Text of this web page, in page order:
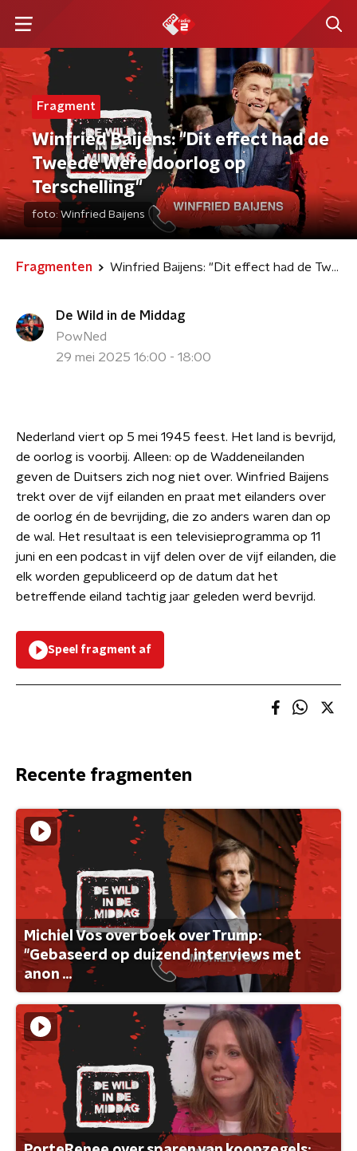
Fragment
Winfried Baijens: "Dit effect had de
Tweede Wereldoorlog op
Terschelling"
foto:Winfried Baijens
Fragmenten Winfried Baijens: "Dit effect had de Tweede Wereldoorlog op Terschelling"
De Wild in de Middag
PowNed
29 mei 2025 16:00 - 18:00
Nederland viert op 5 mei 1945 feest. Het land is bevrijd,
de oorlog is voorbij. Alleen: op de Waddeneilanden
geven de Duitsers zich nog niet over. Winfried Baijens
trekt over de vijf eilanden en praat met eilanders over
de oorlog én de bevrijding, die zo anders waren dan op
de wal. Het resultaat is een televisieprogramma op 11
juni en een podcast in vijf delen over de vijf eilanden, die
elk worden gepubliceerd op de datum dat het
betreffende eiland tachtig jaar geleden werd bevrijd.
Speel fragment af
Recente fragmenten
Michiel Vos over boek over Trump:
"Gebaseerd op duizend interviews met
anon ...